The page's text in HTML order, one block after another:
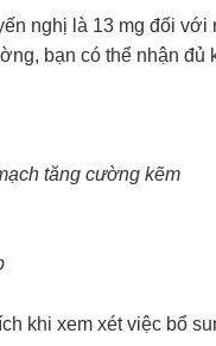
nghị là 13 mg đối
bạn có thể nhận đủ
tăng cường kẽm
khi xem xét việc bổ